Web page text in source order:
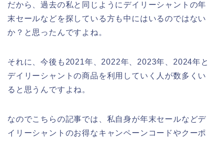
だから、過去の私と同じようにデイリーシャントの年
末セールなどを探している方も中にはいるのではない
か？と思ったんですよね。
それに、今後も2021年、2022年、2023年、2024年と
デイリーシャントの商品を利用していく人が数多くい
ると思うんですよね。
なのでこちらの記事では、私自身が年末セールなどデ
イリーシャントのお得なキャンペーンコードやクーポ